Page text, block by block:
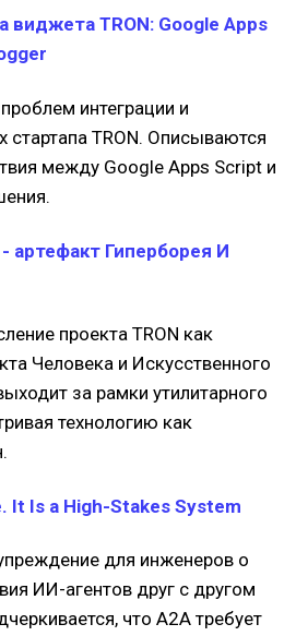
виджета TRON: Google Apps
интеграции и
TRON. Описываются
между Google Apps Script и
- артефакт Гиперборея И
проекта TRON как
Человека и Искусственного
за рамки утилитарного
технологию как
It Is a High-Stakes System
для инженеров о
ИИ-агентов друг с другом
что A2A требует